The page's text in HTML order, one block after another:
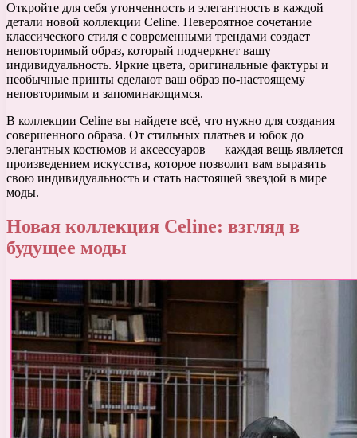
Откройте для себя утонченность и элегантность в каждой
детали новой коллекции Celine. Невероятное сочетание
классического стиля с современными трендами создает
неповторимый образ, который подчеркнет вашу
индивидуальность. Яркие цвета, оригинальные фактуры и
необычные принты сделают ваш образ по-настоящему
неповторимым и запоминающимся.
В коллекции Celine вы найдете всё, что нужно для создания
совершенного образа. От стильных платьев и юбок до
элегантных костюмов и аксессуаров — каждая вещь является
произведением искусства, которое позволит вам выразить
свою индивидуальность и стать настоящей звездой в мире
моды.
Новая коллекция Celine: взгляд в
будущее моды